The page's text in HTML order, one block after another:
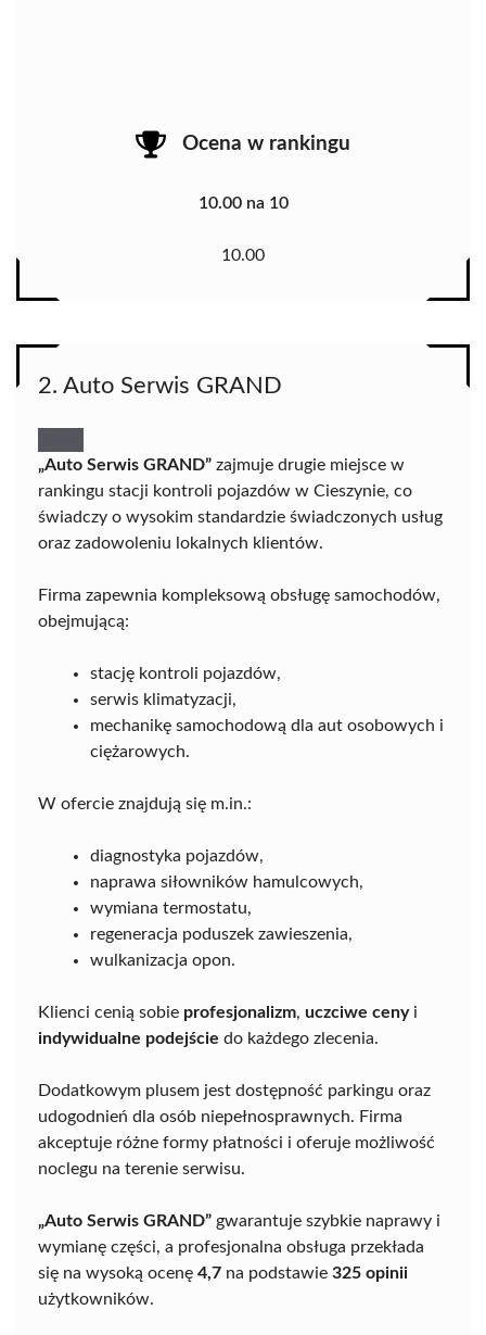
Ocena w rankingu
10.00 na 10
10.00
2. Auto Serwis GRAND
„Auto Serwis GRAND” zajmuje drugie miejsce w
rankingu stacji kontroli pojazdów w Cieszynie, co
świadczy o wysokim standardzie świadczonych usług
oraz zadowoleniu lokalnych klientów.
Firma zapewnia kompleksową obsługę samochodów,
obejmującą:
stację kontroli pojazdów,
serwis klimatyzacji,
mechanikę samochodową dla aut osobowych i
ciężarowych.
W ofercie znajdują się m.in.:
diagnostyka pojazdów,
naprawa siłowników hamulcowych,
wymiana termostatu,
regeneracja poduszek zawieszenia,
wulkanizacja opon.
Klienci cenią sobie profesjonalizm, uczciwe cenyi
indywidualne podejście do każdego zlecenia.
Dodatkowym plusem jest dostępność parkingu oraz
udogodnień dla osób niepełnosprawnych. Firma
akceptuje różne formy płatności i oferuje możliwość
noclegu na terenie serwisu.
„Auto Serwis GRAND” gwarantuje szybkie naprawy i
wymianę części, a profesjonalna obsługa przekłada
się na wysoką ocenę 4,7 na podstawie 325 opinii
użytkowników.